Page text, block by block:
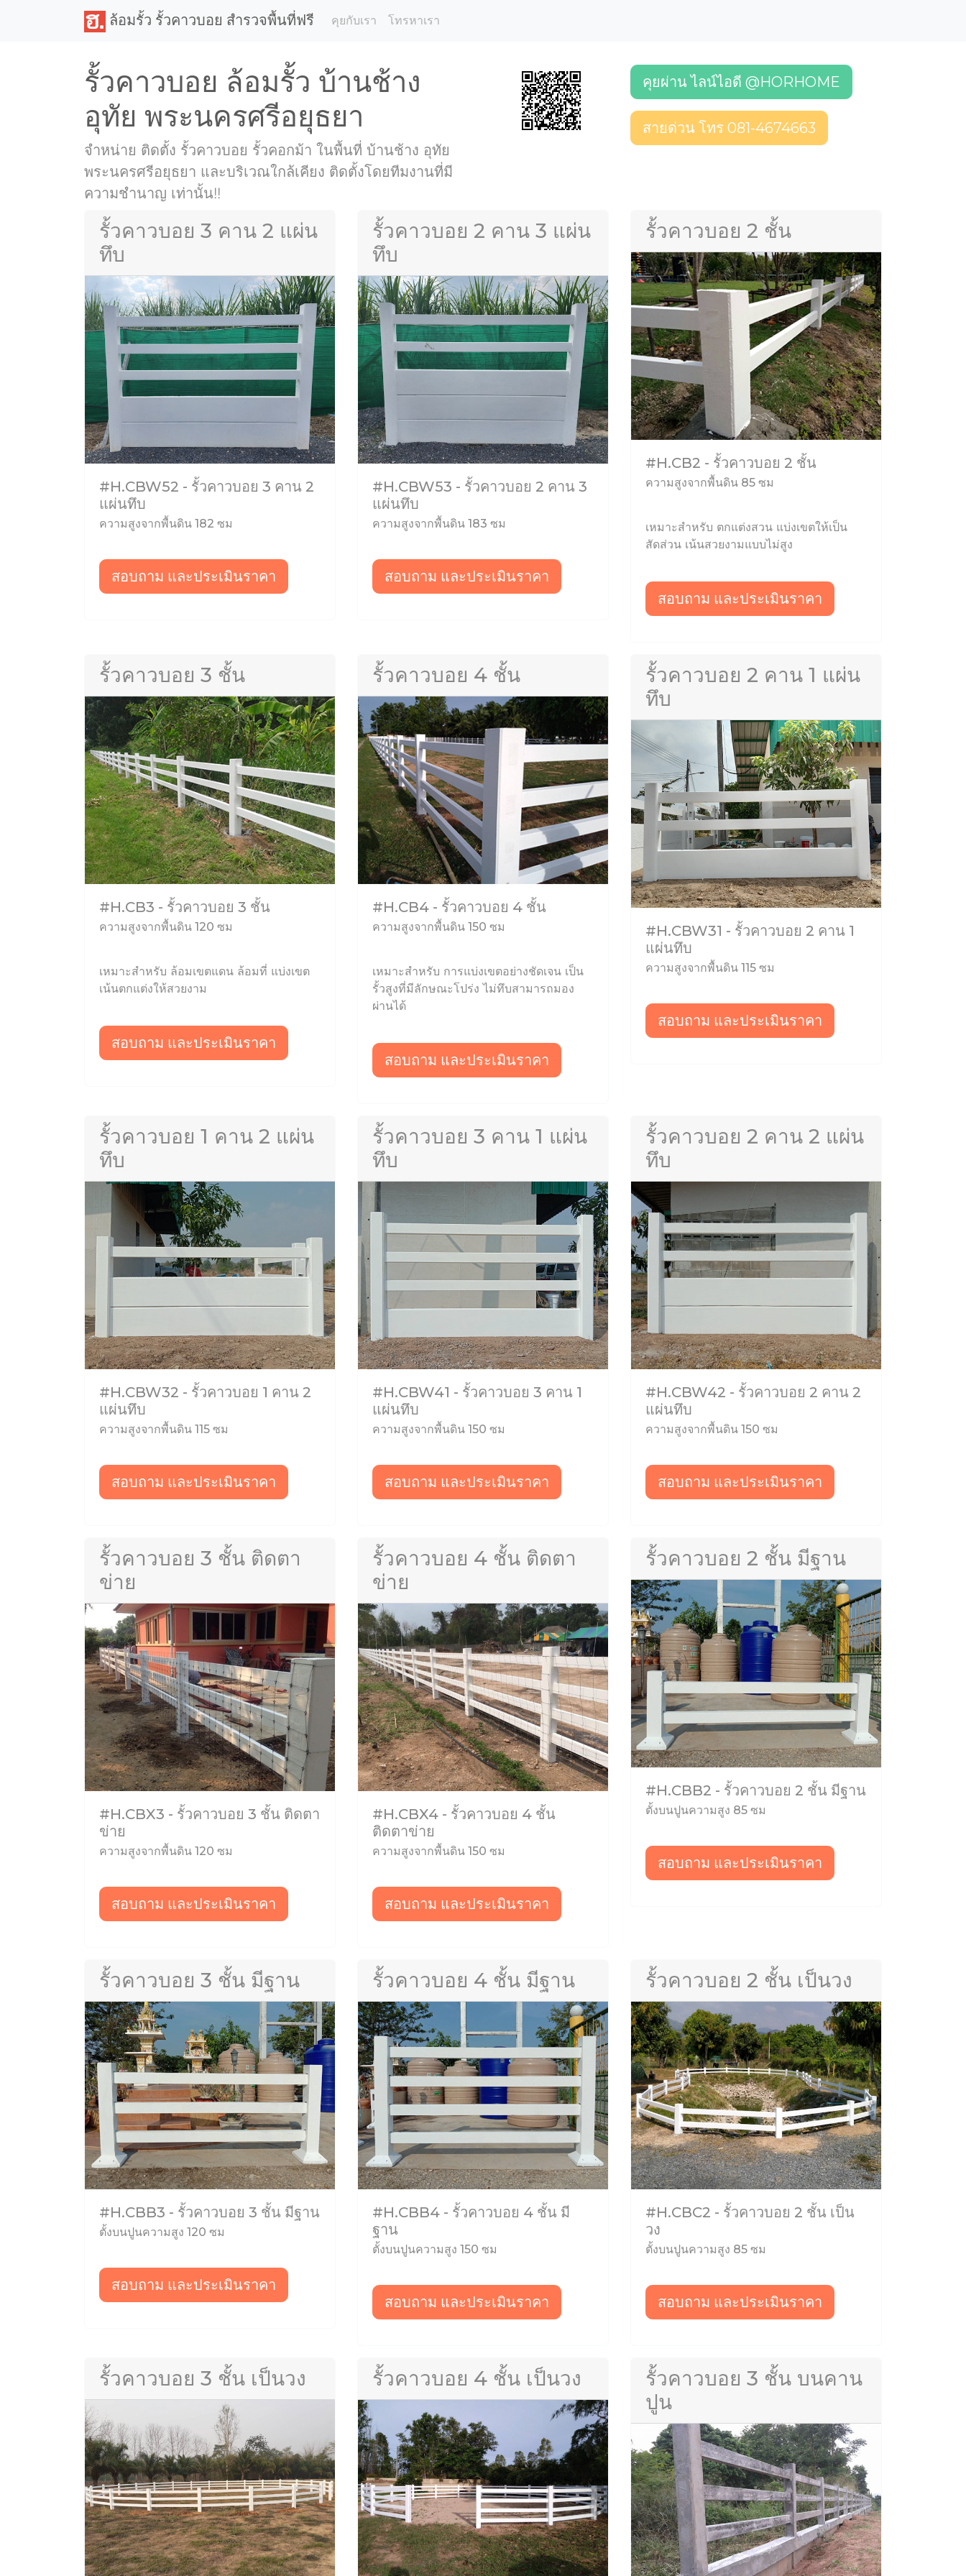
ล้อมรั้ว รั้วคาวบอย สำรวจพื้นที่ฟรี คุยกับเรา โทรหาเรา
รั้วคาวบอย ล้อมรั้ว บ้านช้าง
อุทัย พระนครศรีอยุธยา
จำหน่าย ติดตั้ง รั้วคาวบอย รั้วคอกม้า ในพื้นที่ บ้านช้าง อุทัย
พระนครศรีอยุธยา และบริเวณใกล้เคียง ติดตั้งโดยทีมงานที่มี
ความชำนาญ เท่านั้น!!
คุยผ่าน ไลน์ไอดี @HORHOME
สายด่วน โทร 081-4674663
รั้วคาวบอย 3 คาน 2 แผ่น
ทึบ
#H.CBW52 - รั้วคาวบอย 3 คาน 2
แผ่นทึบ
ความสูงจากพื้นดิน 182 ซม
สอบถาม และประเมินราคา
รั้วคาวบอย 2 คาน 3 แผ่น
ทึบ
#H.CBW53 - รั้วคาวบอย 2 คาน 3
แผ่นทึบ
ความสูงจากพื้นดิน 183 ซม
สอบถาม และประเมินราคา
รั้วคาวบอย 2 ชั้น
#H.CB2 - รั้วคาวบอย 2 ชั้น
ความสูงจากพื้นดิน 85 ซม
เหมาะสำหรับ ตกแต่งสวน แบ่งเขตให้เป็น
สัดส่วน เน้นสวยงามแบบไม่สูง
สอบถาม และประเมินราคา
รั้วคาวบอย 3 ชั้น
#H.CB3 - รั้วคาวบอย 3 ชั้น
ความสูงจากพื้นดิน 120 ซม
เหมาะสำหรับ ล้อมเขตแดน ล้อมที่ แบ่งเขต
เน้นตกแต่งให้สวยงาม
สอบถาม และประเมินราคา
รั้วคาวบอย 4 ชั้น
#H.CB4 - รั้วคาวบอย 4 ชั้น
ความสูงจากพื้นดิน 150 ซม
เหมาะสำหรับ การแบ่งเขตอย่างชัดเจน เป็น
รั้วสูงที่มีลักษณะโปร่ง ไม่ทึบสามารถมอง
ผ่านได้
สอบถาม และประเมินราคา
รั้วคาวบอย 2 คาน 1 แผ่น
ทึบ
#H.CBW31 - รั้วคาวบอย 2 คาน 1
แผ่นทึบ
ความสูงจากพื้นดิน 115 ซม
สอบถาม และประเมินราคา
รั้วคาวบอย 1 คาน 2 แผ่น
ทึบ
#H.CBW32 - รั้วคาวบอย 1 คาน 2
แผ่นทึบ
ความสูงจากพื้นดิน 115 ซม
สอบถาม และประเมินราคา
รั้วคาวบอย 3 คาน 1 แผ่น
ทึบ
#H.CBW41 - รั้วคาวบอย 3 คาน 1
แผ่นทึบ
ความสูงจากพื้นดิน 150 ซม
สอบถาม และประเมินราคา
รั้วคาวบอย 2 คาน 2 แผ่น
ทึบ
#H.CBW42 - รั้วคาวบอย 2 คาน 2
แผ่นทึบ
ความสูงจากพื้นดิน 150 ซม
สอบถาม และประเมินราคา
รั้วคาวบอย 3 ชั้น ติดตา
ข่าย
#H.CBX3 - รั้วคาวบอย 3 ชั้น ติดตา
ข่าย
ความสูงจากพื้นดิน 120 ซม
สอบถาม และประเมินราคา
รั้วคาวบอย 4 ชั้น ติดตา
ข่าย
#H.CBX4 - รั้วคาวบอย 4 ชั้น
ติดตาข่าย
ความสูงจากพื้นดิน 150 ซม
สอบถาม และประเมินราคา
รั้วคาวบอย 2 ชั้น มีฐาน
#H.CBB2 - รั้วคาวบอย 2 ชั้น มีฐาน
ตั้งบนปูนความสูง 85 ซม
สอบถาม และประเมินราคา
รั้วคาวบอย 3 ชั้น มีฐาน
#H.CBB3 - รั้วคาวบอย 3 ชั้น มีฐาน
ตั้งบนปูนความสูง 120 ซม
สอบถาม และประเมินราคา
รั้วคาวบอย 4 ชั้น มีฐาน
#H.CBB4 - รั้วคาวบอย 4 ชั้น มี
ฐาน
ตั้งบนปูนความสูง 150 ซม
สอบถาม และประเมินราคา
รั้วคาวบอย 2 ชั้น เป็นวง
#H.CBC2 - รั้วคาวบอย 2 ชั้น เป็น
วง
ตั้งบนปูนความสูง 85 ซม
สอบถาม และประเมินราคา
รั้วคาวบอย 3 ชั้น เป็นวง รั้วคาวบอย 4 ชั้น เป็นวง
รั้วคาวบอย 3 ชั้น บนคาน
ปูน